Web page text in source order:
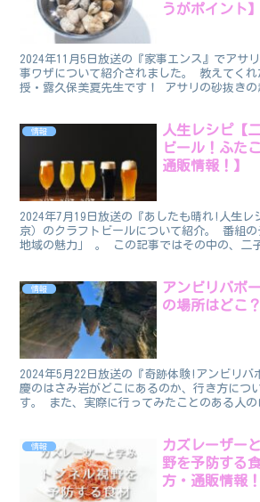
うがポイント】
2024年11月5日放送の『家事エンス』でアサ
事ワザについて紹介されました。 教えてく
授・露久保美夏先生です！ アサリの砂抜き
情報
人生レシピ【
ビール！ふた
通販情報！】
2024年7月19日放送の『あしたも晴れ!人生レ
京）のクラフトビールについて紹介。 番組
地域の魅力」 。 この記事ではその中の、二
情報
アンビリバボ
の場所はどこ
2024年5月22日放送の『奇跡体験!アンビリバ
慶のはさみ岩がどこにあるのか、行き方につ
す。 また、実際に行ってみたことのある人の
情報
カズレーザー
野を予防する
方・通販情報